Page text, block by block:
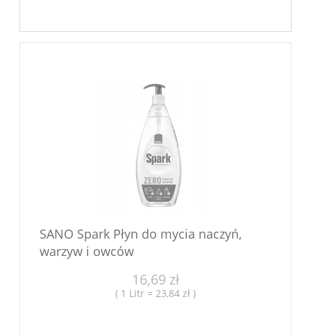
SANO Spark Płyn do mycia naczyń,
warzyw i owców
16,69 zł
( 1 Litr = 23,84 zł )